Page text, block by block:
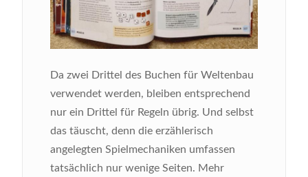
Da zwei Drittel des Buchen für Weltenbau
verwendet werden, bleiben entsprechend
nur ein Drittel für Regeln übrig. Und selbst
das täuscht, denn die erzählerisch
angelegten Spielmechaniken umfassen
tatsächlich nur wenige Seiten. Mehr